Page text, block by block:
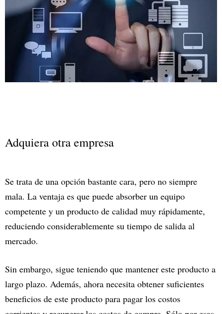
Adquiera otra empresa
Se trata de una opción bastante cara, pero no siempre
mala. La ventaja es que puede absorber un equipo
competente y un producto de calidad muy rápidamente,
reduciendo considerablemente su tiempo de salida al
mercado.
Sin embargo, sigue teniendo que mantener este producto a
largo plazo. Además, ahora necesita obtener suficientes
beneficios de este producto para pagar los costos